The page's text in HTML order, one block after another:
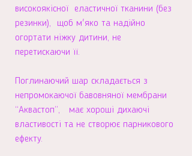
високоякісної еластичної тканини (без
резинки), щоб м'яко та надійно
огортати ніжку дитини, не
перетискаючи її.
Поглинаючий шар складається з
непромокаючої бавовняної мембрани
“Аквастоп”, має хороші дихаючі
властивості та не створює парникового
ефекту.